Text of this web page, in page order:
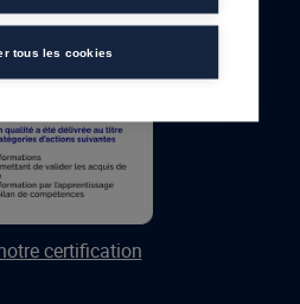
certification
tous les cookies